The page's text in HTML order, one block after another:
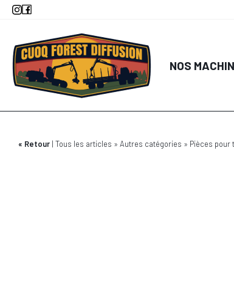
Aller
principal
NOS
Retour Tous les articles Autres catégories Pièces pour